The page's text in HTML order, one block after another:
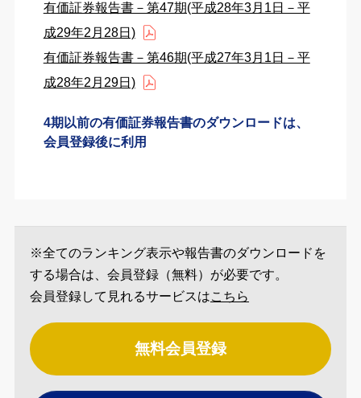
有価証券報告書－第47期(平成28年3月1日－平
成29年2月28日)
有価証券報告書－第46期(平成27年3月1日－平
成28年2月29日)
4期以前の有価証券報告書のダウンロードは、
会員登録後に利用
※全てのランキング表示や報告書のダウンロードを
する場合は、会員登録（無料）が必要です。
会員登録して見れるサービスはこちら
無料会員登録